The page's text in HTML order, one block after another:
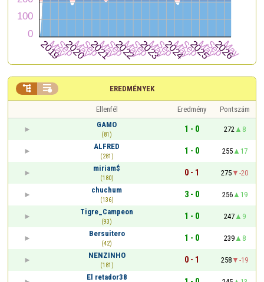
EREDMÉNYEK
 
Ellenfél Eredmény
Pontszám
GAMO
(81)
1 - 0 272
8
ALFRED
(281)
1 - 0 255
17
miriam$
(180)
0 - 1 275
-20
chuchum
(136)
3 - 0 256
19
Tigre_Campeon
(93)
1 - 0 247
9
Bersuitero
(42)
1 - 0 239
8
NENZINHO
(181)
0 - 1 258
-19
El retador38